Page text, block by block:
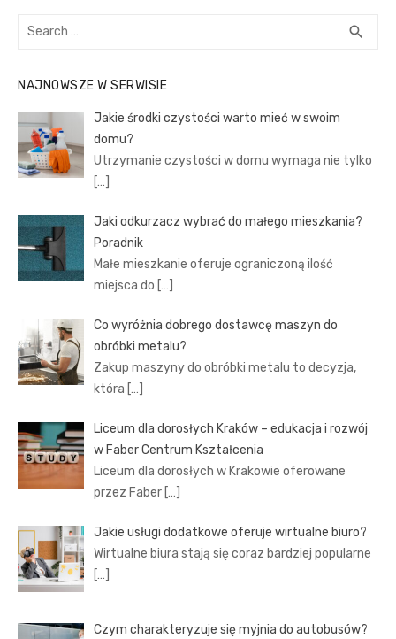
Search
search
NAJNOWSZE W SERWISIE
Jakie środki czystości warto mieć w swoim
domu?
Utrzymanie czystości w domu wymaga nie tylko
[…]
Jaki odkurzacz wybrać do małego mieszkania?
Poradnik
Małe mieszkanie oferuje ograniczoną ilość
miejsca do […]
Co wyróżnia dobrego dostawcę maszyn do
obróbki metalu?
Zakup maszyny do obróbki metalu to decyzja,
która […]
Liceum dla dorosłych Kraków – edukacja i rozwój
w Faber Centrum Kształcenia
Liceum dla dorosłych w Krakowie oferowane
przez Faber […]
Jakie usługi dodatkowe oferuje wirtualne biuro?
Wirtualne biura stają się coraz bardziej popularne
[…]
Czym charakteryzuje się myjnia do autobusów?